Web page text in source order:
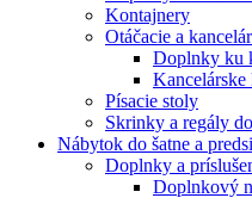
Kontajnery
Otáčacie a
Doplnky ku
Kancelárske
Písacie stoly
Skrinky a regály
Nábytok do šatne a
Doplnky a
Doplnkový